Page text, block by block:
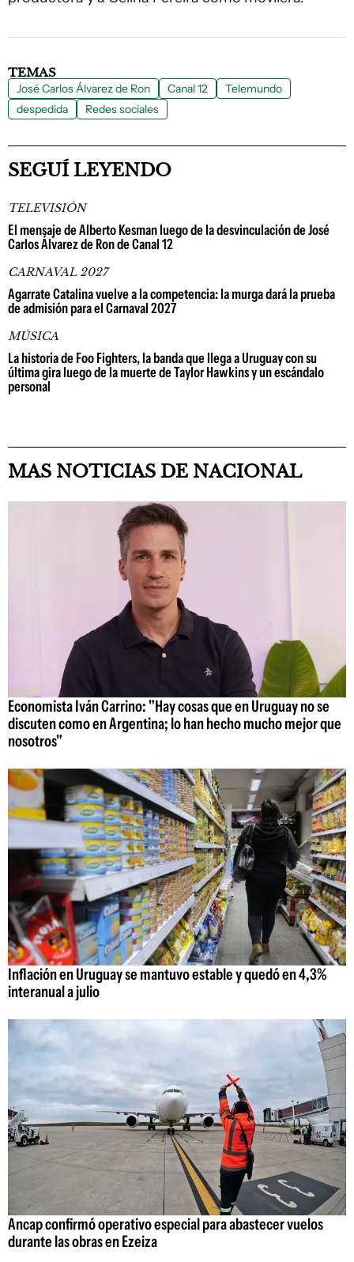
TEMAS
José Carlos Álvarez de Ron Canal 12
Telemundo
despedida
Redes sociales
SEGUÍ LEYENDO
TELEVISIÓN
El mensaje de Alberto Kesman luego de la desvinculación de José
Carlos Álvarez de Ron de Canal 12
CARNAVAL 2027
Agarrate Catalina vuelve a la competencia: la murga dará la prueba
de admisión para el Carnaval 2027
MÚSICA
La historia de Foo Fighters, la banda que llega a Uruguay con su
última gira luego de la muerte de Taylor Hawkins y un escándalo
personal
MAS NOTICIAS DE NACIONAL
Economista Iván Carrino: "Hay cosas que en Uruguay no se
discuten como en Argentina; lo han hecho mucho mejor que
nosotros"
Inflación en Uruguay se mantuvo estable y quedó en 4,3%
interanual a julio
Ancap confirmó operativo especial para abastecer vuelos
durante las obras en Ezeiza